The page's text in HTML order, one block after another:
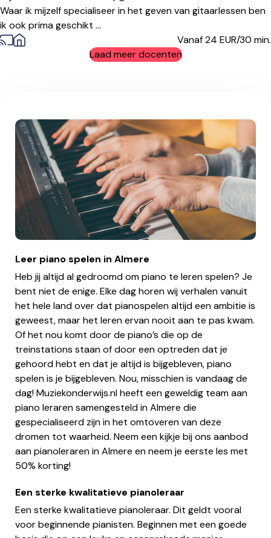
Waar ik mijzelf specialiseer in het geven van gitaarlessen ben
ik ook prima geschikt ...
Vanaf 24 EUR/30 min.
Laad meer docenten
Leer piano spelen in Almere
Heb jij altijd al gedroomd om piano te leren spelen? Je
bent niet de enige. Elke dag horen wij verhalen vanuit
het hele land over dat pianospelen altijd een ambitie is
geweest, maar het leren ervan nooit aan te pas kwam.
Of het nou komt door de piano’s die op de
treinstations staan of door een optreden dat je
gehoord hebt en dat je altijd is bijgebleven, piano
spelen is je bijgebleven. Nou, misschien is vandaag de
dag! Muziekonderwijs.nl heeft een geweldig team aan
piano leraren samengesteld in Almere die
gespecialiseerd zijn in het omtoveren van deze
dromen tot waarheid. Neem een kijkje bij ons aanbod
aan pianoleraren in Almere en neem je eerste les met
50% korting!
Een sterke kwalitatieve pianoleraar
Een sterke kwalitatieve pianoleraar. Dit geldt vooral
voor beginnende pianisten. Beginnen met een goede